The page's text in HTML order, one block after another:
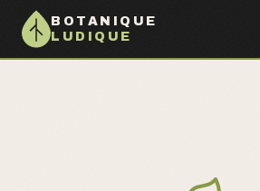
BOTANIQUE
LUDIQUE